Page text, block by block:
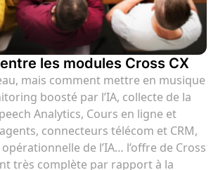
les modules Cross CX
mais comment mettre en musique
boosté par l’IA, collecte de la
Analytics, Cours en ligne et
connecteurs télécom et CRM,
de l’IA… l’offre de Cross
très complète par rapport à la